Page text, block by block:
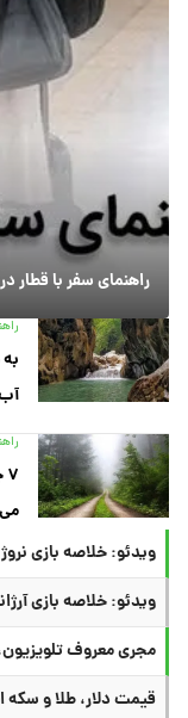
راهنمای سفر با قطار
ویدئو: خلاصه بازی نروژ ۱ - انگلیس ۲
ویدئو: خلاصه بازی آرژانتین ۳ -
مجری معروف
قیمت دلار، طلا و سکه